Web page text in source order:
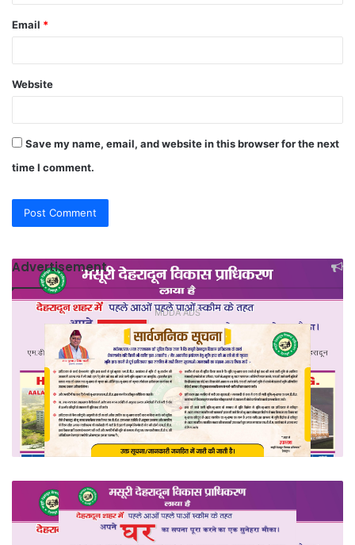
Email *
Website
Save my name, email, and website in this browser for the next
time I comment.
Advertisement
MDDA ADS